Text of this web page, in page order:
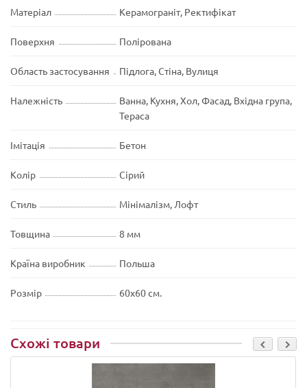
Матеріал Керамограніт, Ректифікат
Поверхня Полірована
Область застосування Підлога, Стіна, Вулиця
Належність
Ванна, Кухня, Хол, Фасад, Вхідна група,
Тераса
Імітація Бетон
Колір Сірий
Стиль Мінімалізм, Лофт
Товщина 8 мм
Країна виробник Польша
Розмір 60x60 см.
Схожі товари